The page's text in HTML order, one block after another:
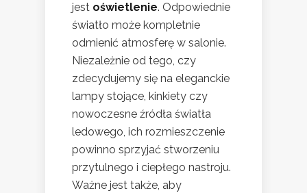
jest oświetlenie. Odpowiednie
światło może kompletnie
odmienić atmosferę w salonie.
Niezależnie od tego, czy
zdecydujemy się na eleganckie
lampy stojące, kinkiety czy
nowoczesne źródła światła
ledowego, ich rozmieszczenie
powinno sprzyjać stworzeniu
przytulnego i ciepłego nastroju.
Ważne jest także, aby